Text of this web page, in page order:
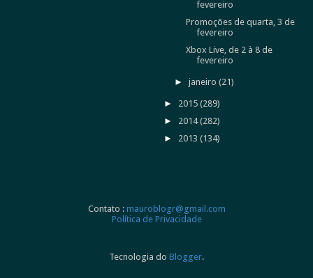
fevereiro
Promoções de quarta, 3 de
fevereiro
Xbox Live, de 2 à 8 de
fevereiro
►janeiro(21)
► 2015 (289)
► 2014(282)
► 2013 (134)
Contato : mauroblogr@gmail.com
Política de Privacidade
Tecnologia do Blogger.